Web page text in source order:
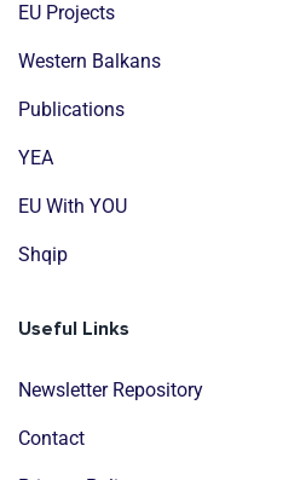
EU Projects
Western Balkans
Publications
YEA
EU With YOU
Shqip
Useful Links
Newsletter Repository
Contact